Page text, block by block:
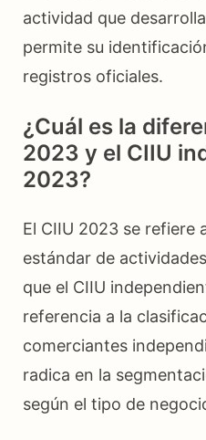
actividad que
permite su
registros oficiales.
¿Cuál es la
2023 y el CIIU
2023?
El CIIU 2023 se refiere
estándar de
que el CIIU
referencia a la
comerciantes
radica en la
según el tipo de